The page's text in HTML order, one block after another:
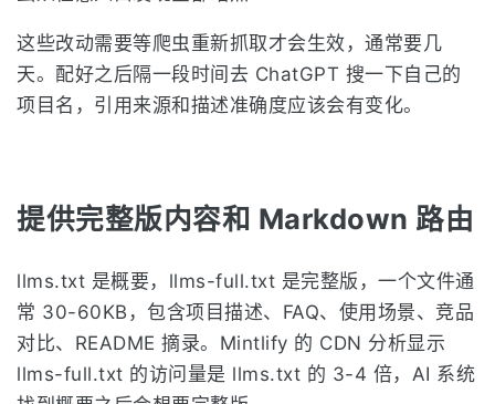
这些改动需要等爬虫重新抓取才会生效，通常要几
天。配好之后隔一段时间去 ChatGPT 搜一下自己的
项目名，引用来源和描述准确度应该会有变化。
提供完整版内容和 Markdown 路由
llms.txt 是概要，llms-full.txt 是完整版，一个文件通
常 30-60KB，包含项目描述、FAQ、使用场景、竞品
对比、README 摘录。Mintlify 的 CDN 分析显示
llms-full.txt 的访问量是 llms.txt 的 3-4 倍，AI 系统